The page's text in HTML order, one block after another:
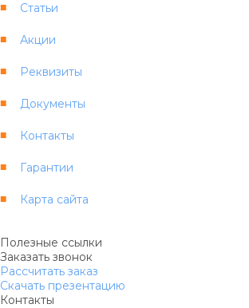
Статьи
Акции
Реквизиты
Документы
Контакты
Гарантии
Карта сайта
Полезные ссылки
Заказать звонок
Рассчитать заказ
Скачать презентацию
Контакты